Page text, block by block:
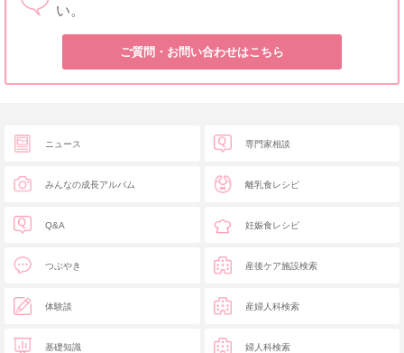
い。
ご質問・お問い合わせはこちら
ニュース
みんなの成長アルバム
Q&A
つぶやき
体験談
基礎知識
専門家相談
離乳食レシピ
妊娠食レシピ
産後ケア施設検索
産婦人科検索
婦人科検索